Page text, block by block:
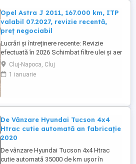
Opel Astra J 2011, 167.000 km, ITP
valabil 07.2027, revizie recentă,
preț negociabil
Lucrări și întreținere recente: Revizie
efectuată în 2026 Schimbat filtre ulei și aer
Schimbat ulei: 6L GM 5W30 Schimbat
compresor climă Schimbat furtun gaze
retur ulei Curățat filtru de particule DPF
pentru cele mentionate ...
Cluj-Napoca, Cluj
1 ianuarie
De Vânzare Hyundai Tucson 4x4
Htrac cutie automată an fabricație
2020
De vânzare Hyundai Tucson 4x4 Htrac
cutie automată 35000 de km ușor în